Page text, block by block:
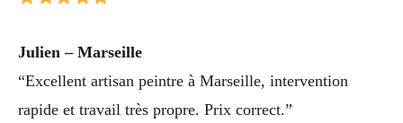
Julien – Marseille
“Excellent artisan peintre à Marseille, intervention
rapide et travail très propre. Prix correct.”